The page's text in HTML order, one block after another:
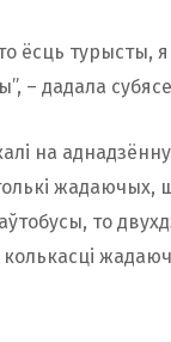
ёсць турысты,
– дадала
на
жадаючых,
то
колькасці